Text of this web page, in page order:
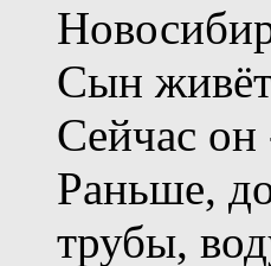
Сын живёт
Сейчас он
Раньше,
трубы,